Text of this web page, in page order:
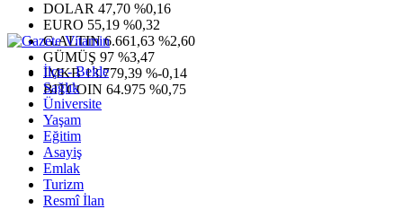
DOLAR 47,70 %0,16
EURO 55,19 %0,32
G.ALTIN6.661,63 %2,60
GÜMÜŞ 97 %3,47
IMKB13.779,39 %-0,14
BITCOIN 64.975 %0,75
İlçe - Belde
Sağlık
Üniversite
Yaşam
Eğitim
Asayiş
Emlak
Turizm
Resmî İlan